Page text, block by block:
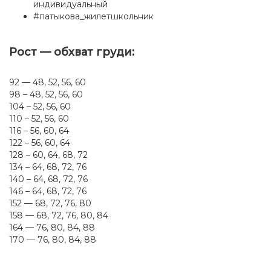
индивидуальный
#патыкова_жилетшкольник
Рост — обхват груди:
92 — 48, 52, 56, 60
98 – 48, 52, 56, 60
104 – 52, 56, 60
110 – 52, 56, 60
116 – 56, 60, 64
122 – 56, 60, 64
128 – 60, 64, 68, 72
134 – 64, 68, 72, 76
140 – 64, 68, 72, 76
146 – 64, 68, 72, 76
152 — 68, 72, 76, 80
158 — 68, 72, 76, 80, 84
164 — 76, 80, 84, 88
170 — 76, 80, 84, 88